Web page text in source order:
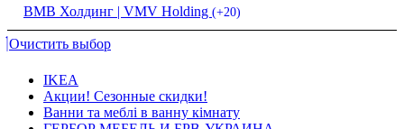
ВМВ Холдинг | VMV Holding (+20)
Очистить выбор
IKEA
Акции! Сезонные скидки!
Ванни та меблі в ванну кімнату